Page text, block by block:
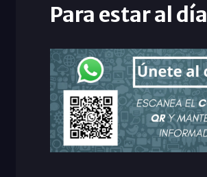
Para estar al día